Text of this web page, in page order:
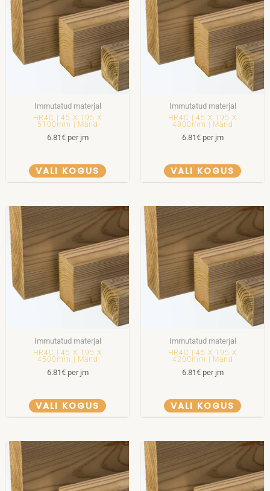
Immutatud materjal
HR4C | 45 X 195 X
5100mm | Mänd
6.81€per jm
VALI KOGUS
Immutatud materjal
HR4C | 45 X 195 X
4800mm | Mänd
6.81€per jm
VALI KOGUS
Immutatud materjal
HR4C | 45 X 195 X
4500mm | Mänd
6.81€per jm
VALI KOGUS
Immutatud materjal
HR4C | 45 X 195 X
4200mm | Mänd
6.81€per jm
VALI KOGUS